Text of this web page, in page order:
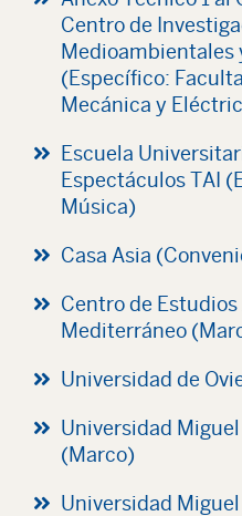
Centro de
Medioambientales
(Específico:
Mecánica y
Escuela
Espectáculos TAI
Música)
Casa Asia
Centro de
Mediterráneo
Universidad de
Universidad
(Marco)
Universidad